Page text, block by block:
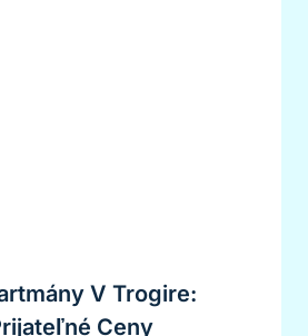
V Trogire:
Ceny